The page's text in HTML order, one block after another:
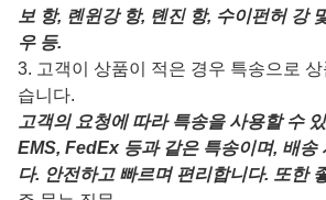
보 항, 롄윈강 항, 톈진 항, 수이펀허 강
우 등.
3. 고객이 상품이 적은 경우 특송으로
습니다.
고객의 요청에 따라 특송을 사용할 수
EMS, FedEx 등과 같은 특송이며, 배송
다. 안전하고 빠르며 편리합니다. 또한